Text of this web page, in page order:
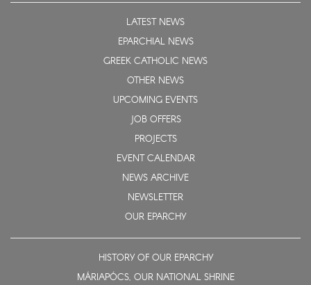
LATEST NEWS
EPARCHIAL NEWS
GREEK CATHOLIC NEWS
OTHER NEWS
UPCOMING EVENTS
JOB OFFERS
PROJECTS
EVENT CALENDAR
NEWS ARCHIVE
NEWSLETTER
OUR EPARCHY
HISTORY OF OUR EPARCHY
MÁRIAPÓCS, OUR NATIONAL SHRINE